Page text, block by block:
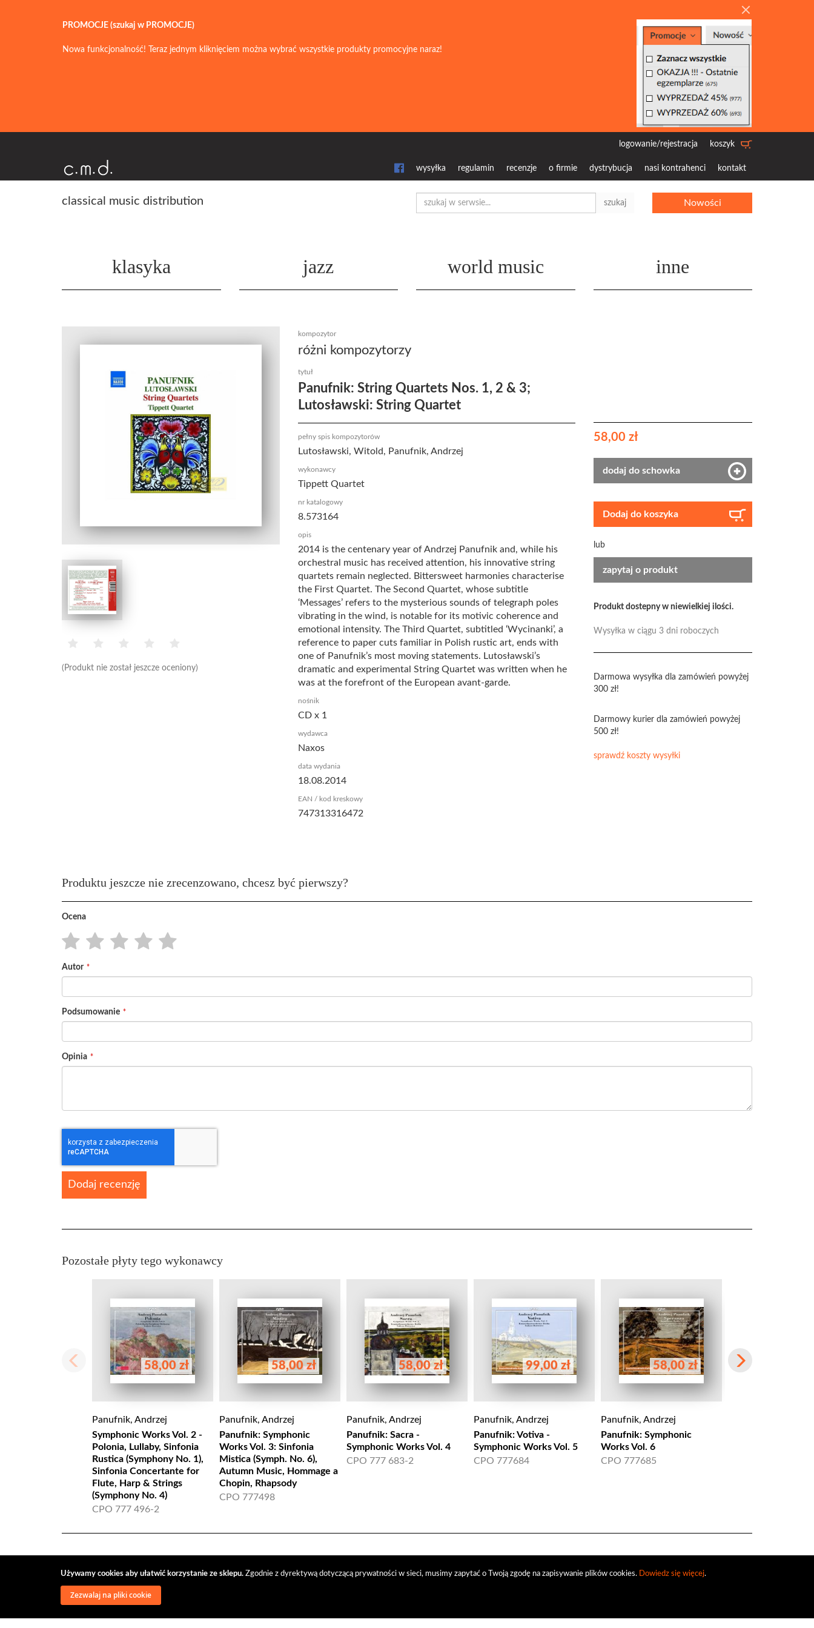
PROMOCJE (szukaj w PROMOCJE)
Nowa funkcjonalność! Teraz jednym kliknięciem można wybrać wszystkie produkty promocyjne naraz!
Używamy cookies aby ułatwić korzystanie ze sklepu. Zgodnie z dyrektywą dotyczącą prywatności w sieci, musimy zapytać o Twoją zgodę na zapisywanie plików cookies. Dowiedz się więcej.
Zezwalaj na pliki cookie
koszyk
logowanie/rejestracja
wysyłka regulamin recenzje o firmie dystrybucja nasi kontrahenci kontakt
classical music distribution szukaj Nowości
klasyka jazz world music inne
(Produkt nie został jeszcze oceniony)
kompozytor
różni kompozytorzy
tytuł
Panufnik: String Quartets Nos. 1, 2 & 3;
Lutosławski: String Quartet
pełny spis kompozytorów
Lutosławski, Witold, Panufnik, Andrzej
wykonawcy
Tippett Quartet
nr katalogowy
8.573164
opis
2014 is the centenary year of Andrzej Panufnik and, while his
orchestral music has received attention, his innovative string
quartets remain neglected. Bittersweet harmonies characterise
the First Quartet. The Second Quartet, whose subtitle
‘Messages’ refers to the mysterious sounds of telegraph poles
vibrating in the wind, is notable for its motivic coherence and
emotional intensity. The Third Quartet, subtitled ‘Wycinanki’, a
reference to paper cuts familiar in Polish rustic art, ends with
one of Panufnik’s most moving statements. Lutosławski’s
dramatic and experimental String Quartet was written when he
was at the forefront of the European avant-garde.
nośnik
CD x 1
wydawca
Naxos
data wydania
18.08.2014
EAN / kod kreskowy
747313316472
58,00 zł
dodaj do schowka
Dodaj do koszyka
lub
zapytaj o produkt
Produkt dostepny w niewielkiej ilości.
Wysyłka w ciągu 3 dni roboczych
Darmowa wysyłka dla zamówień powyżej
300 zł!
Darmowy kurier dla zamówień powyżej
500 zł!
sprawdź koszty wysyłki
Produktu jeszcze nie zrecenzowano, chcesz być pierwszy?
Ocena
star
stars
stars
stars
stars
Autor
Podsumowanie
Opinia
Dodaj recenzję
Pozostałe płyty tego wykonawcy
58,00 zł
Panufnik, Andrzej
Symphonic Works Vol. 2 -
Polonia, Lullaby, Sinfonia
Rustica (Symphony No. 1),
Sinfonia Concertante for
Flute, Harp & Strings
(Symphony No. 4)
CPO 777 496-2
58,00 zł
Panufnik, Andrzej
Panufnik: Symphonic
Works Vol. 3: Sinfonia
Mistica (Symph. No. 6),
Autumn Music, Hommage a
Chopin, Rhapsody
CPO 777498
58,00 zł
Panufnik, Andrzej
Panufnik: Sacra -
Symphonic Works Vol. 4
CPO 777 683-2
99,00 zł
Panufnik, Andrzej
Panufnik: Votiva -
Symphonic Works Vol. 5
CPO 777684
58,00 zł
Panufnik, Andrzej
Panufnik: Symphonic
Works Vol. 6
CPO 777685